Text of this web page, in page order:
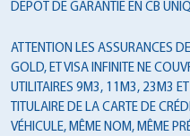
DEPOT DE GARANTIE EN CB
ATTENTION LES ASSURANCES
GOLD, ET VISA INFINITE NE
UTILITAIRES 9M3, 11M3, 23M3 ET
TITULAIRE DE LA CARTE DE
VÉHICULE, MÊME NOM, MÊME